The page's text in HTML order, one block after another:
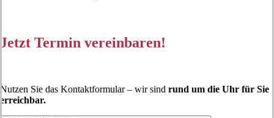
Jetzt Termin vereinbaren!
Nutzen Sie das Kontaktformular – wir sind rund um die Uhr für Sie
erreichbar.